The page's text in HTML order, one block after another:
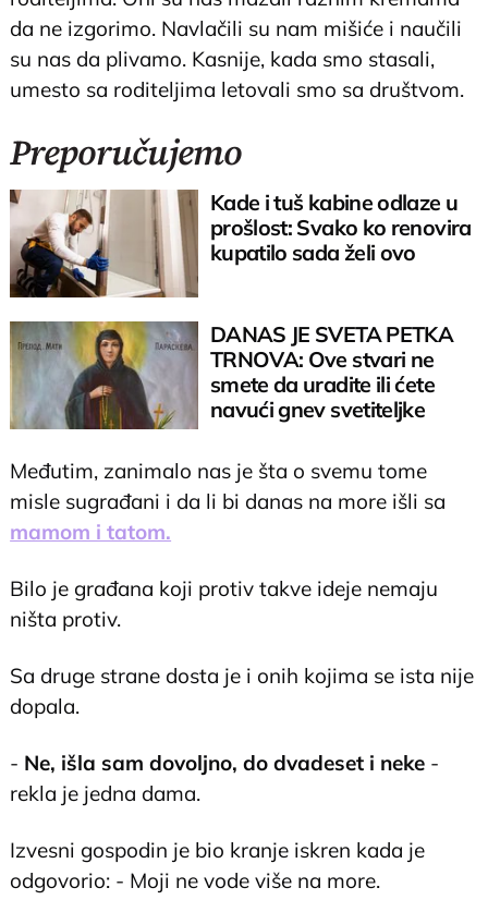
da ne izgorimo. Navlačili su nam mišiće i naučili
su nas da plivamo. Kasnije, kada smo stasali,
umesto sa roditeljima letovali smo sa društvom.
Preporučujemo
Kade i tuš kabine odlaze u
prošlost: Svako ko renovira
kupatilo sada želi ovo
DANAS JE SVETA PETKA
TRNOVA: Ove stvari ne
smete da uradite ili ćete
navući gnev svetiteljke
Međutim, zanimalo nas je šta o svemu tome
misle sugrađani i da li bi danas na more išli sa
mamom i tatom.
Bilo je građana koji protiv takve ideje nemaju
ništa protiv.
Sa druge strane dosta je i onih kojima se ista nije
dopala.
- Ne, išla sam dovoljno, do dvadeset i neke -
rekla je jedna dama.
Izvesni gospodin je bio kranje iskren kada je
odgovorio: - Moji ne vode više na more.